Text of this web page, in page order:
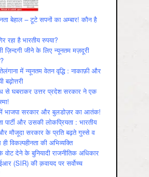
बेहाल – टूटे सपनों का अम्बार! कौन है
रहा है भारतीय रुपया?
ज़िन्दगी जीने के लिए न्यूनतम मज़दूरी
में न्यूनतम वेतन वृद्धि : नाकाफ़ी और
से घबराकर उत्तर प्रदेश सरकार ने एक
में भाजपा सरकार और बुलडोज़र का आतंक!
पार्टी और उसकी लोकप्रियता : भारतीय
मौजूदा सरकार के प्रति बढ़ते गुस्‍से व
विकल्‍पहीनता की अभिव्‍यक्ति
वोट देने के बुनियादी राजनीतिक अधिकार
(SIR) की क़वायद पर सर्वोच्च